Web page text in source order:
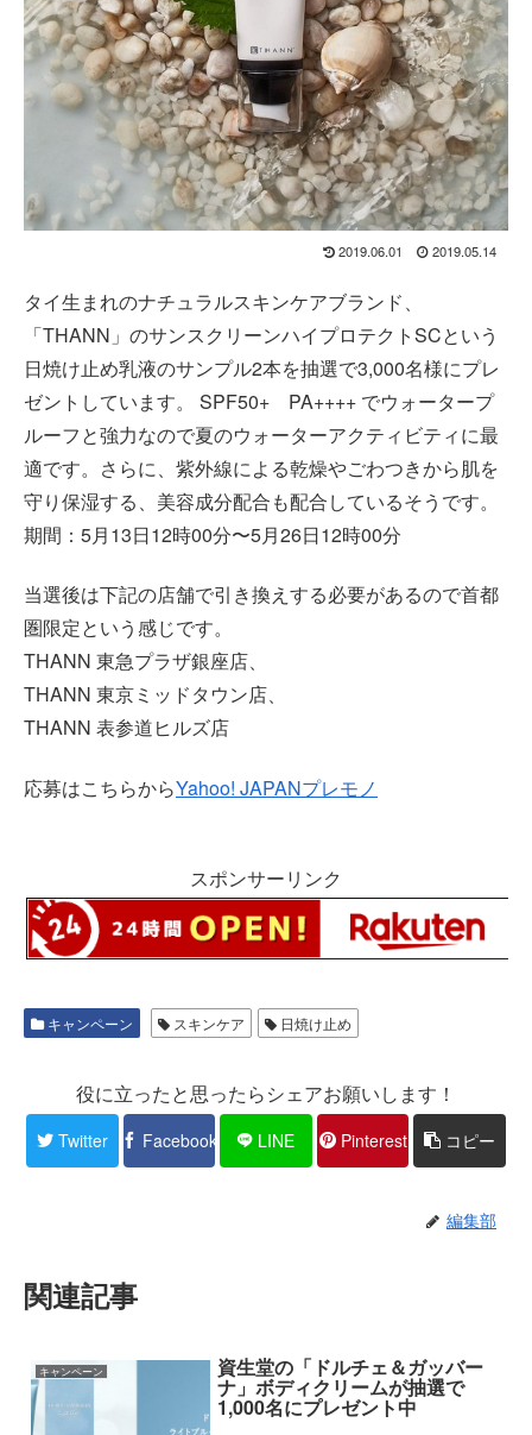
2019.06.01 2019.05.14
タイ生まれのナチュラルスキンケアブランド、
「THANN」のサンスクリーンハイプロテクトSCという
日焼け止め乳液のサンプル2本を抽選で3,000名様にプレ
ゼントしています。 SPF50+ PA++++ でウォータープ
ルーフと強力なので夏のウォーターアクティビティに最
適です。さらに、紫外線による乾燥やごわつきから肌を
守り保湿する、美容成分配合も配合しているそうです。
期間：5月13日12時00分〜5月26日12時00分
当選後は下記の店舗で引き換えする必要があるので首都
圏限定という感じです。
THANN 東急プラザ銀座店、
THANN 東京ミッドタウン店、
THANN 表参道ヒルズ店
応募はこちらからYahoo! JAPANプレモノ
スポンサーリンク
キャンペーン スキンケア 日焼け止め
役に立ったと思ったらシェアお願いします！
Twitter Facebook LINE Pinterest コピー
編集部
関連記事
キャンペーン 資生堂の「ドルチェ＆ガッバー
ナ」ボディクリームが抽選で
1,000名にプレゼント中